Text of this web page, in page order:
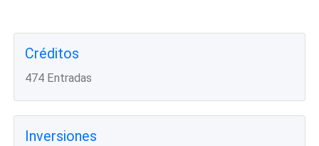
Créditos
474 Entradas
Inversiones